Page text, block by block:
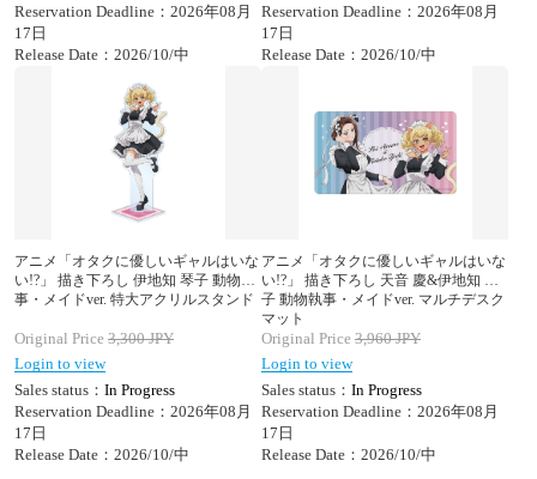
Reservation Deadline：2026年08月
17日
Release Date：2026/10/中
Reservation Deadline：2026年08月
17日
Release Date：2026/10/中
アニメ「オタクに優しいギャルはいな
い!?」 描き下ろし 伊地知 琴子 動物執
事・メイドver. 特大アクリルスタンド
Original Price 3,300JPY
Login to view
Sales status： In Progress
Reservation Deadline：2026年08月
17日
Release Date：2026/10/中
アニメ「オタクに優しいギャルはいな
い!?」 描き下ろし 天音 慶&伊地知 琴
子 動物執事・メイドver. マルチデスク
マット
Original Price 3,960JPY
Login to view
Sales status： In Progress
Reservation Deadline：2026年08月
17日
Release Date：2026/10/中